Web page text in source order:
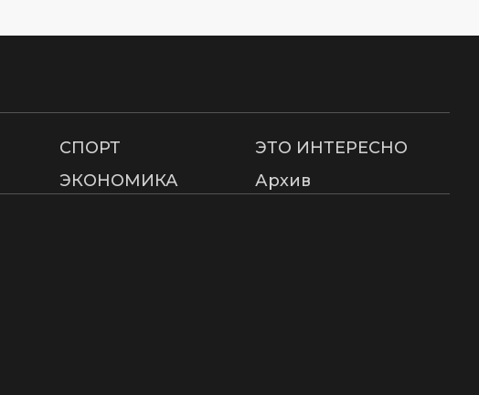
СПОРТ
ЭТО ИНТЕРЕСНО
ЭКОНОМИКА Архив